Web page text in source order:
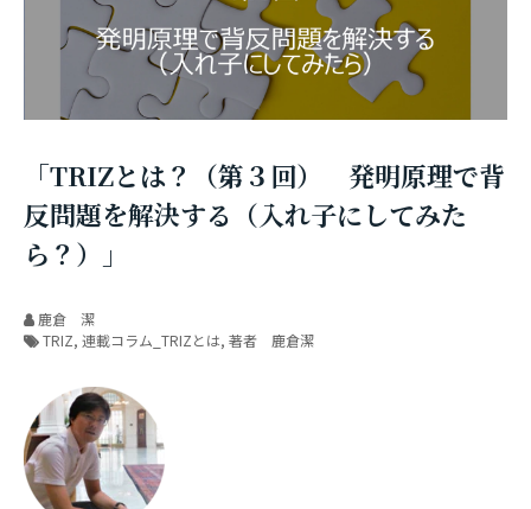
「TRIZとは？（第３回） 発明原理で背
反問題を解決する（入れ子にしてみた
ら？）」
鹿倉 潔
TRIZ 連載コラム_TRIZとは 著者 鹿倉潔